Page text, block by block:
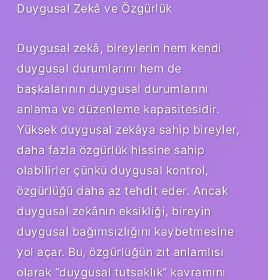
Duygusal Zekâ ve Özgürlük
Duygusal zekâ, bireylerin hem kendi
duygusal durumlarını hem de
başkalarının duygusal durumlarını
anlama ve düzenleme kapasitesidir.
Yüksek duygusal zekâya sahip bireyler,
daha fazla özgürlük hissine sahip
olabilirler çünkü duygusal kontrol,
özgürlüğü daha az tehdit eder. Ancak
duygusal zekânın eksikliği, bireyin
duygusal bağımsızlığını kaybetmesine
yol açar. Bu, özgürlüğün zıt anlamlısı
olarak “duygusal tutsaklık” kavramını